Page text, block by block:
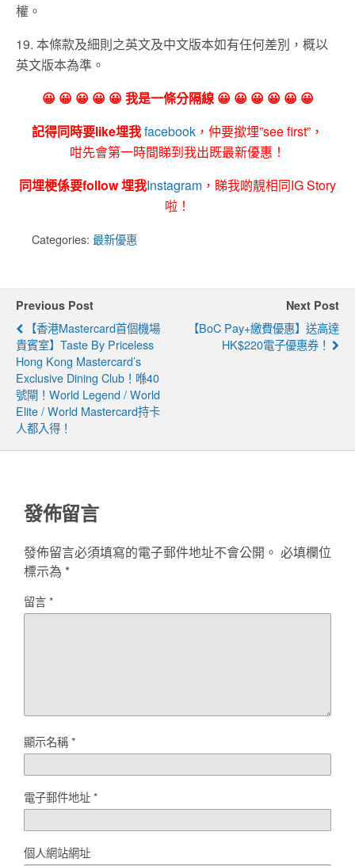
權。
19. 本條款及細則之英文及中文版本如有任何差別，概以
英文版本為準。
😀 😀 😀 😀 😀 我是一條分隔線 😀 😀 😀 😀 😀 😀
記得同時要like埋我facebook ，仲要撳埋”see first”，
咁先會第一時間睇到我出既最新優惠！
同埋梗係要follow 埋我Instagram ，睇我啲靚相同IG Story
啦！
Categories: 最新優惠
Previous Post
【香港Mastercard首個機場
貴賓室】Taste By Priceless
Hong Kong Mastercard’s
Exclusive Dining Club！喺40
號閘！World Legend / World
Elite / World Mastercard持卡
人都入得！
Next Post
【BoC Pay+繳費優惠】送高達
HK$220電子優惠券！
發佈留言
發佈留言必須填寫的電子郵件地址不會公開。 必填欄位
標示為 *
留言*
顯示名稱*
電子郵件地址*
個人網站網址